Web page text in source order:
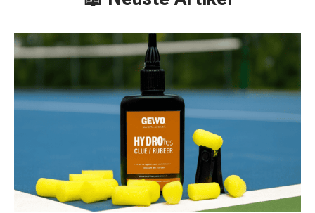
Hannah Hartmann November 27, 2025